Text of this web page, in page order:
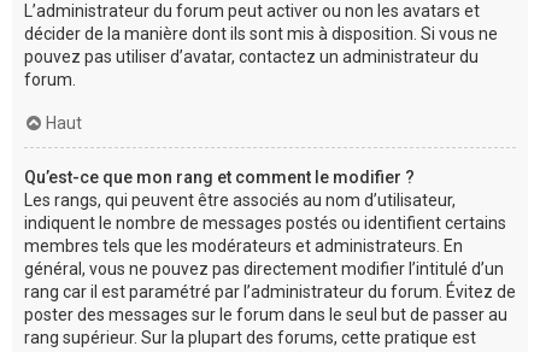
L’administrateur du forum peut activer ou non les avatars et
décider de la manière dont ils sont mis à disposition. Si vous ne
pouvez pas utiliser d’avatar, contactez un administrateur du
forum.
Haut
Qu’est-ce que mon rang et comment le modifier ?
Les rangs, qui peuvent être associés au nom d’utilisateur,
indiquent le nombre de messages postés ou identifient certains
membres tels que les modérateurs et administrateurs. En
général, vous ne pouvez pas directement modifier l’intitulé d’un
rang car il est paramétré par l’administrateur du forum. Évitez de
poster des messages sur le forum dans le seul but de passer au
rang supérieur. Sur la plupart des forums, cette pratique est